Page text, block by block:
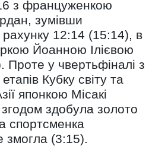
16 з француженкою
зумівши
рахунку 12:14 (15:14), в
Йоанною Ілієвою
Проте у чвертьфіналі з
Кубку світу та
японкою Місакі
здобула золото
спортсменка
змогла (3:15).